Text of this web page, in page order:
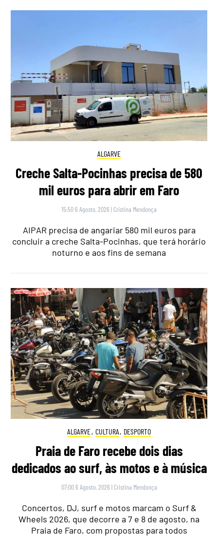
ALGARVE
Creche Salta-Pocinhas precisa de 580
mil euros para abrir em Faro
15:50 6 Agosto, 2026 | Cristina Mendonça
AIPAR precisa de angariar 580 mil euros para
concluir a creche Salta-Pocinhas, que terá horário
noturno e aos fins de semana
ALGARVE, CULTURA, DESPORTO
Praia de Faro recebe dois dias
dedicados ao surf, às motos e à música
07:00 6 Agosto, 2026 | Cristina Mendonça
Concertos, DJ, surf e motos marcam o Surf &
Wheels 2026, que decorre a 7 e 8 de agosto, na
Praia de Faro, com propostas para todos